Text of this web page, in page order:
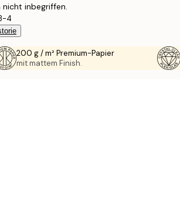
nicht inbegriffen.
4
200 g / m² Premium-Papier
mit mattem Finish.